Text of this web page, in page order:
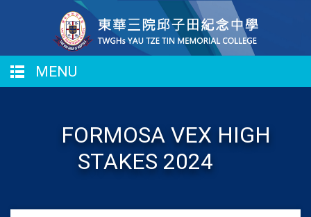
MENU
FORMOSA VEX HIGH
STAKES 2024